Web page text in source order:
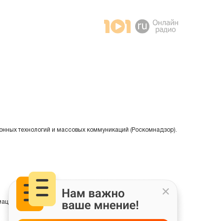
технологий и массовых коммуникаций (Роскомнадзор).
на основе сбора, систематизации и анализа сведений,